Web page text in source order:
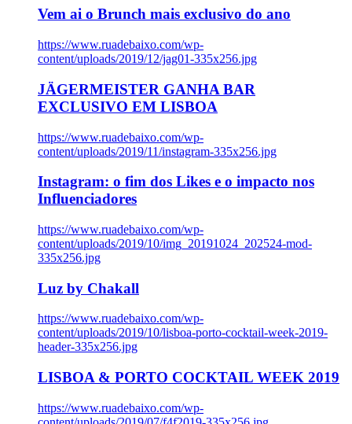
Vem ai o Brunch mais exclusivo do ano
https://www.ruadebaixo.com/wp-
content/uploads/2019/12/jag01-335x256.jpg
JÄGERMEISTER GANHA BAR
EXCLUSIVO EM LISBOA
https://www.ruadebaixo.com/wp-
content/uploads/2019/11/instagram-335x256.jpg
Instagram: o fim dos Likes e o impacto nos
Influenciadores
https://www.ruadebaixo.com/wp-
content/uploads/2019/10/img_20191024_202524-mod-
335x256.jpg
Luz by Chakall
https://www.ruadebaixo.com/wp-
content/uploads/2019/10/lisboa-porto-cocktail-week-2019-
header-335x256.jpg
LISBOA & PORTO COCKTAIL WEEK 2019
https://www.ruadebaixo.com/wp-